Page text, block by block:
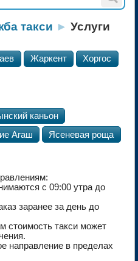
такси ► Услуги
Жаркент
Хоргос
каньон
Агаш
Ясеневая роща
с 09:00 утра до
заранее за день до
стоимость такси может
направление в пределах